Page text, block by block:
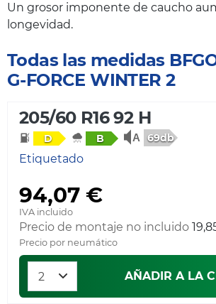
Un grosor imponente de caucho
longevidad.
Todas las medidas
G-FORCE WINTER 2
205/60 R16 92 H
D B 69db
Etiquetado
94,07 €
IVA incluido
Precio de montaje no incluido
Precio por neumático
AÑADIR A LA